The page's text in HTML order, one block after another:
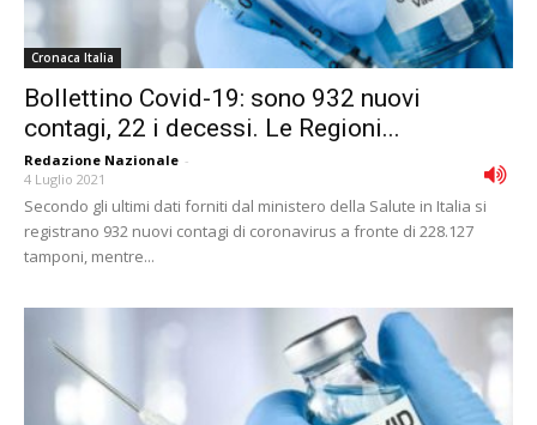
Cronaca Italia
Bollettino Covid-19: sono 932 nuovi
contagi, 22 i decessi. Le Regioni...
Redazione Nazionale -
4 Luglio 2021
Secondo gli ultimi dati forniti dal ministero della Salute in Italia si
registrano 932 nuovi contagi di coronavirus a fronte di 228.127
tamponi, mentre...